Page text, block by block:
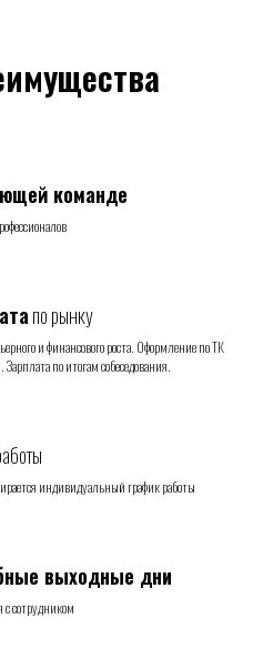
команде
по рынку
и финансового роста. Оформление по ТК
по итогам собеседования.
индивидуальный график работы
выходные дни
с сотрудником